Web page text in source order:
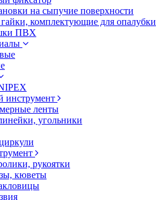
на сыпучие поверхности
комплектующие для опалубки
ПВХ
инструмент
ленты
угольники
рукоятки
кюветы